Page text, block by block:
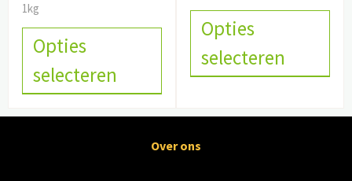
1kg
Opties
selecteren
Opties
selecteren
Over ons